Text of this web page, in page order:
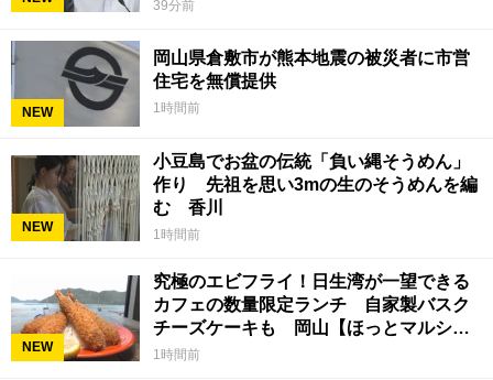
39分前
NEW
岡山県倉敷市が熊本地震の被災者に市営
住宅を無償提供
1時間前
NEW
小豆島でお盆の伝統「負い縄そうめん」
作り 先祖を思い3mの生のそうめんを編
む 香川
1時間前
NEW
究極のエビフライ！日生湾が一望できる
カフェの数量限定ランチ 自家製バスク
チーズケーキも 岡山【ほっとマルシ
ェ】
1時間前